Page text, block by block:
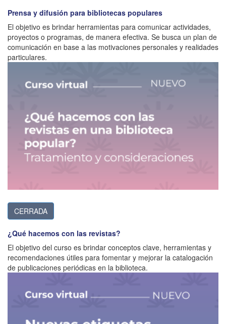
Prensa y difusión para bibliotecas populares
El objetivo es brindar herramientas para comunicar actividades,
proyectos o programas, de manera efectiva. Se busca un plan de
comunicación en base a las motivaciones personales y realidades
particulares.
CERRADA
¿Qué hacemos con las revistas?
El objetivo del curso es brindar conceptos clave, herramientas y
recomendaciones útiles para fomentar y mejorar la catalogación
de publicaciones periódicas en la biblioteca.